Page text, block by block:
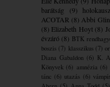
barátság
(9)
ACOTAR (8) Abbi
(8) Elizabeth Hoyt (8)
évzáró (8) BTK
boszis (7) klasszikus (7)
Diana Gabaldon (6) K.
Könyvek (6) amnézia (6)
tánc (6) utazás (6)